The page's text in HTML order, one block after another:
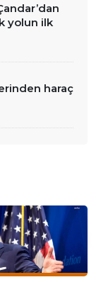
yolun ilk
haraç